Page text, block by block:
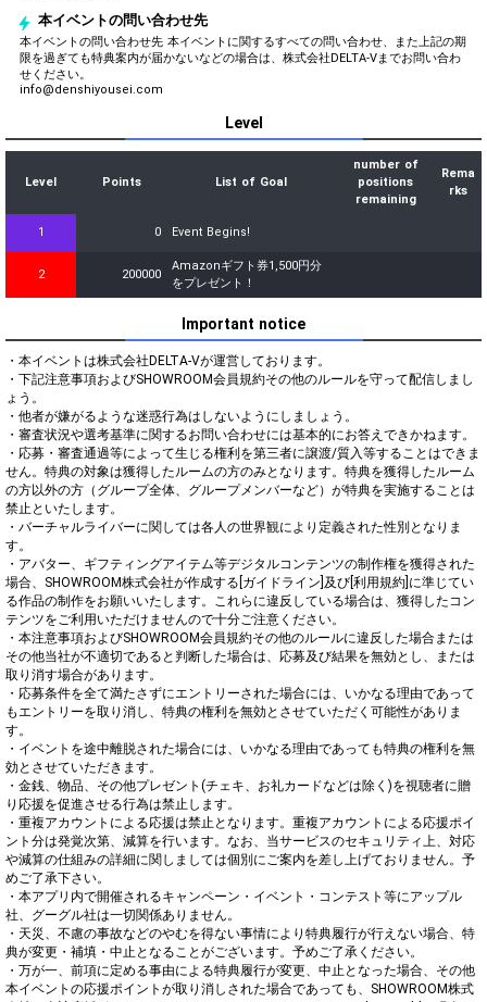
本イベントの問い合わせ先
本イベントの問い合わせ先 本イベントに関するすべての問い合わせ、また上記の期
限を過ぎても特典案内が届かないなどの場合は、株式会社DELTA-Vまでお問い合わ
せください。
info@denshiyousei.com
Level
Level Points List of Goal
number of
positions
remaining
Rema
rks
1 0 Event Begins!
2 200000
Amazonギフト券1,500円分
をプレゼント！
Important notice
・本イベントは株式会社DELTA-Vが運営しております。
・下記注意事項およびSHOWROOM会員規約その他のルールを守って配信しまし
ょう。
・他者が嫌がるような迷惑行為はしないようにしましょう。
・審査状況や選考基準に関するお問い合わせには基本的にお答えできかねます。
・応募・審査通過等によって生じる権利を第三者に譲渡/質入等することはできま
せん。特典の対象は獲得したルームの方のみとなります。特典を獲得したルーム
の方以外の方（グループ全体、グループメンバーなど）が特典を実施することは
禁止といたします。
・バーチャルライバーに関しては各人の世界観により定義された性別となりま
す。
・アバター、ギフティングアイテム等デジタルコンテンツの制作権を獲得された
場合、SHOWROOM株式会社が作成する[ガイドライン]及び[利用規約]に準じてい
る作品の制作をお願いいたします。これらに違反している場合は、獲得したコン
テンツをご利用いただけませんので十分ご注意ください。
・本注意事項およびSHOWROOM会員規約その他のルールに違反した場合または
その他当社が不適切であると判断した場合は、応募及び結果を無効とし、または
取り消す場合があります。
・応募条件を全て満たさずにエントリーされた場合には、いかなる理由であって
もエントリーを取り消し、特典の権利を無効とさせていただく可能性がありま
す。
・イベントを途中離脱された場合には、いかなる理由であっても特典の権利を無
効とさせていただきます。
・金銭、物品、その他プレゼント(チェキ、お礼カードなどは除く)を視聴者に贈
り応援を促進させる行為は禁止します。
・重複アカウントによる応援は禁止となります。重複アカウントによる応援ポイ
ント分は発覚次第、減算を行います。なお、当サービスのセキュリティ上、対応
や減算の仕組みの詳細に関しましては個別にご案内を差し上げておりません。予
めご了承下さい。
・本アプリ内で開催されるキャンペーン・イベント・コンテスト等にアップル
社、グーグル社は一切関係ありません。
・天災、不慮の事故などのやむを得ない事情により特典履行が行えない場合、特
典が変更・補填・中止となることがございます。予めご了承ください。
・万が一、前項に定める事由による特典履行が変更、中止となった場合、その他
本イベントの応援ポイントが取り消しされた場合であっても、SHOWROOM株式